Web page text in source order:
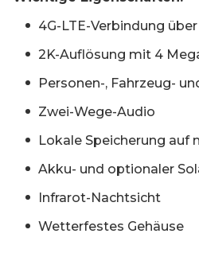
4G-LTE-Verbindung
2K-Auflösung mit 4
Personen-, Fahrzeug-
Zwei-Wege-Audio
Lokale Speicherung auf
Akku- und optionaler
Infrarot-Nachtsicht
Wetterfestes Gehäuse